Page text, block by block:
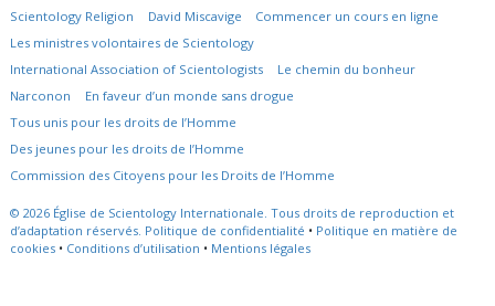
Scientology Religion
David Miscavige
Commencer un cours en ligne
Les ministres volontaires de Scientology
International Association of Scientologists
Le chemin du bonheur
Narconon
En faveur d’un monde sans drogue
Tous unis pour les droits de l’Homme
Des jeunes pour les droits de l’Homme
Commission des Citoyens pour les Droits de l’Homme
© 2026 Église de Scientology Internationale. Tous droits de reproduction et
d’adaptation réservés. Politique de confidentialité • Politique en matière de
cookies • Conditions d’utilisation • Mentions légales